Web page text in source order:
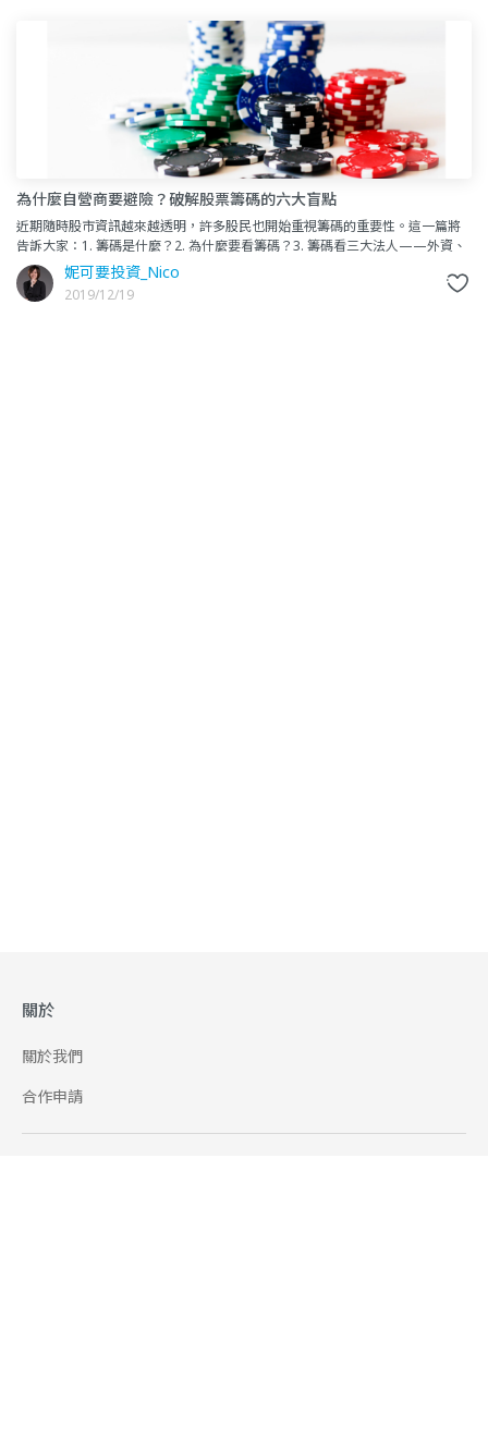
為什麼自營商要避險？破解股票籌碼的六大盲點
近期隨時股市資訊越來越透明，許多股民也開始重視籌碼的重要性。這一篇將
告訴大家：1. 籌碼是什麼？2. 為什麼要看籌碼？3. 籌碼看三大法人——外資、
投信、自營商，對嗎？4. 自
妮可要投資_Nico
2019/12/19
關於
關於我們
合作申請